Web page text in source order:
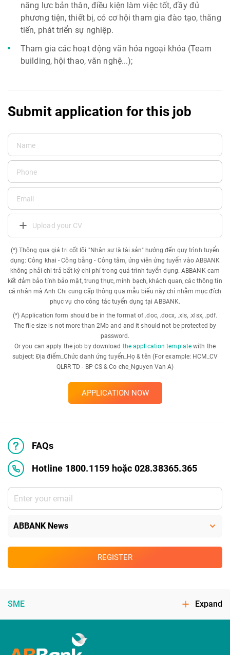
năng lực bản thân, điều kiện làm việc tốt, đầy đủ
phương tiện, thiết bị, có cơ hội tham gia đào tạo, thăng
tiến, phát triển sự nghiệp.
Tham gia các hoạt động văn hóa ngoại khóa (Team
building, hội thao, văn nghệ...);
Submit application for this job
Upload your CV
(*) Thông qua giá trị cốt lõi "Nhân sự là tài sản" hướng đến quy trình tuyển
dụng: Công khai - Công bằng - Công tâm, ứng viên ứng tuyển vào ABBANK
không phải chi trả bất kỳ chi phí trong quá trình tuyển dụng. ABBANK cam
kết đảm bảo tính bảo mật, trung thực, minh bạch, khách quan, các thông tin
cá nhân mà Anh Chị cung cấp thông qua mẫu biểu này chỉ nhằm mục đích
phục vụ cho công tác tuyển dụng tại ABBANK.
(*) Application form should be in the format of .doc, .docx, .xls, .xlsx, .pdf.
The file size is not more than 2Mb and and it should not be protected by
password.
Or you can apply the job by download the application template with the
subject: Địa điểm_Chức danh ứng tuyển_Họ & tên (For example: HCM_CV
QLRR TD - BP CS & Co che_Nguyen Van A)
APPLICATION NOW
FAQs
Hotline 1800.1159 hoặc 028.38365.365
REGISTER
SME Expand